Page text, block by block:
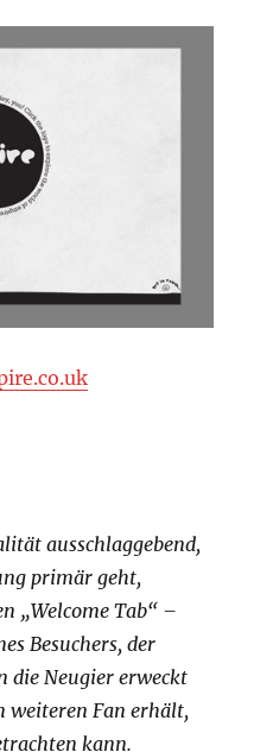
ausschlaggebend,
primär geht,
„Welcome Tab“ –
Besuchers, der
die Neugier erweckt
weiteren Fan erhält,
kann.